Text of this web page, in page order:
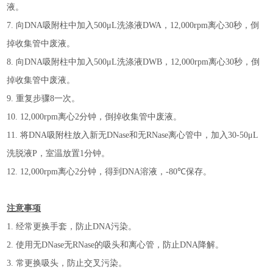
液。
7. 向DNA吸附柱中加入500μL洗涤液DWA ， 12,000rpm离心30秒，倒
掉收集管中废液。
8. 向DNA吸附柱中加入500μL洗涤液DWB ， 12,000rpm离心30秒，倒
掉收集管中废液。
9.重复步骤8一次。
10. 12,000rpm离心2分钟，倒掉收集管中废液。
11.将DNA吸附柱放入新无DNase和无RNase离心管中，加入30-50μL
洗脱液P ，室温放置1分钟。
12. 12,000rpm离心2分钟，得到DNA溶液，-80℃保存。
注意事项
1.经常更换手套，防止DNA污染。
2.使用无DNase无RNase的吸头和离心管，防止DNA降解。
3.常更换吸头，防止交叉污染。